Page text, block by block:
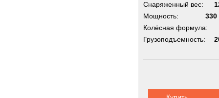
Снаряженный вес:
Мощность:
330
Колёсная формула:
Грузоподъемность: